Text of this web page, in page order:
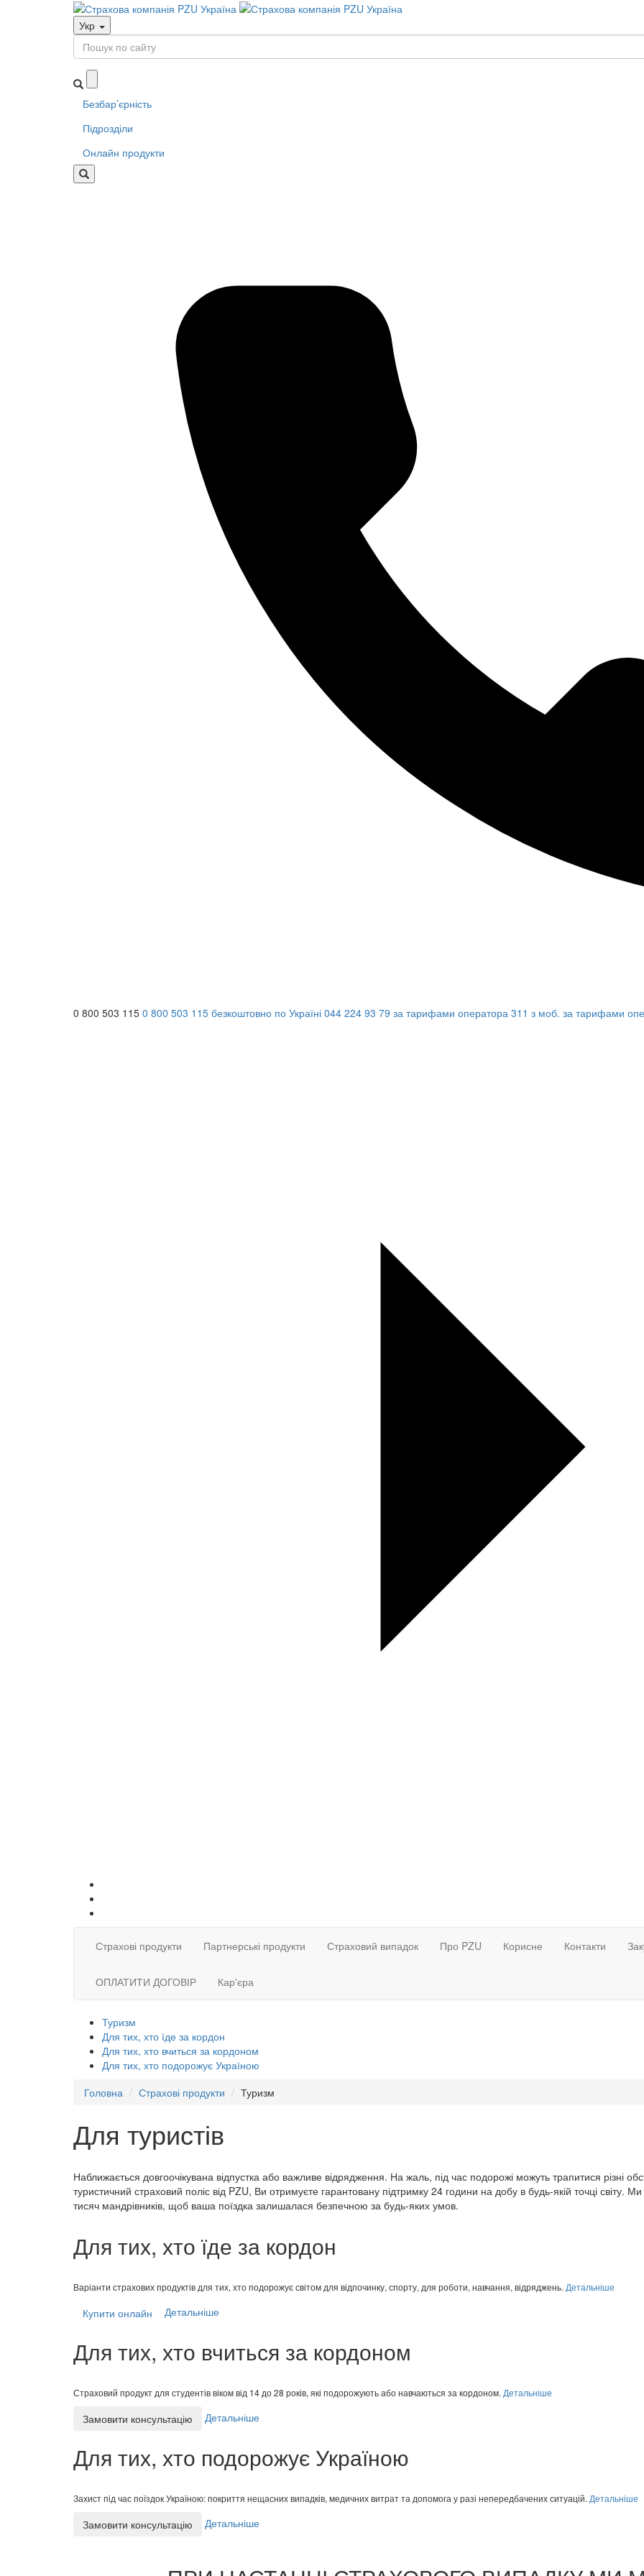
Укр
Безбар’єрність
Підрозділи
Онлайн продукти
0 800 503 115 0 800 503 115 безкоштовно по Україні 044 224 93 79 за тарифами оператора 311 з моб. за тарифами
Страхові продукти Партнерські продукти Страховий випадок Про PZU Корисне Контакти
ОПЛАТИТИ ДОГОВІР Кар'єра
Туризм
Для тих, хто їде за кордон
Для тих, хто вчиться за кордоном
Для тих, хто подорожує Україною
Головна
Страхові продукти Туризм
Для туристів
Наближається довгоочікувана відпустка або важливе відрядження. На жаль, під час подорожі можуть трапитися різні
туристичний страховий поліс від PZU, Ви отримуєте гарантовану підтримку 24 години на добу в будь-якій точці світу.
тисяч мандрівників, щоб ваша поїздка залишалася безпечною за будь-яких умов.
Для тих, хто їде за кордон
Варіанти страхових продуктів для тих, хто подорожує світом для відпочинку, спорту, для роботи, навчання, відряджень. Детальніше
Купити онлайн Детальніше
Для тих, хто вчиться за кордоном
Страховий продукт для студентів віком від 14 до 28 років, які подорожують або навчаються за кордоном. Детальніше
Замовити консультацію Детальніше
Для тих, хто подорожує Україною
Захист під час поїздок Україною: покриття нещасних випадків, медичних витрат та допомога у разі непередбачених ситуацій. Детальніше
Замовити консультацію Детальніше